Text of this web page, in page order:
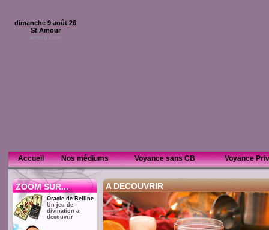
dimanche 9 août 26
St Amour
astroo.com
Accueil Nos médiums Voyance sans CB Voyance
.ZOOM SUR...
Oracle de Belline
Un jeu de
divination a
decouvrir
A DECOUVRIR